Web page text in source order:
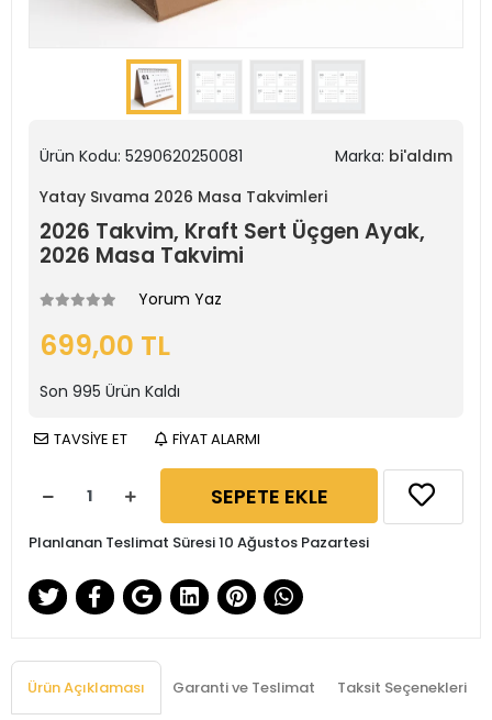
Ürün Kodu: 5290620250081 Marka: bi'aldım
Yatay Sıvama 2026 Masa Takvimleri
2026 Takvim, Kraft Sert Üçgen Ayak,
2026 Masa Takvimi
Yorum Yaz
699,00 TL
Son 995 Ürün Kaldı
TAVSİYE ET FİYAT ALARMI
SEPETE EKLE
Planlanan Teslimat Süresi 10 Ağustos Pazartesi
Ürün Açıklaması Garanti ve Teslimat Taksit Seçenekleri